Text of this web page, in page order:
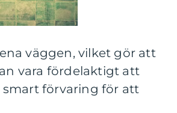
väggen, vilket gör att
vara fördelaktigt att
förvaring för att